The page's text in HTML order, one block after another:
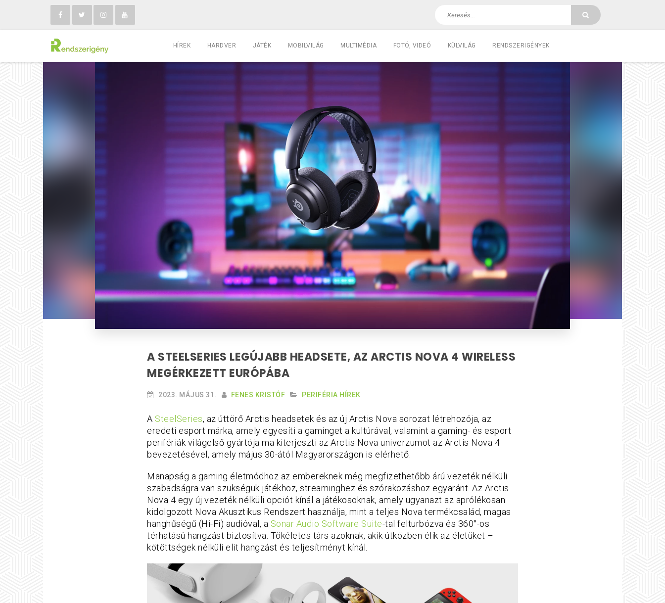
HÍREK HARDVER JÁTÉK MOBILVILÁG MULTIMÉDIA FOTÓ, VIDEÓ KÜLVILÁG RENDSZERIGÉNYEK
A STEELSERIES LEGÚJABB HEADSETE, AZ ARCTIS NOVA 4 WIRELESS
MEGÉRKEZETT EURÓPÁBA
2023. MÁJUS 31. FENES KRISTÓF PERIFÉRIA HÍREK
A SteelSeries, az úttörő Arctis headsetek és az új Arctis Nova sorozat létrehozója, az
eredeti esport márka, amely egyesíti a gaminget a kultúrával, valamint a gaming- és esport
perifériák világelső gyártója ma kiterjeszti az Arctis Nova univerzumot az Arctis Nova 4
bevezetésével, amely május 30-ától Magyarországon is elérhető.
Manapság a gaming életmódhoz az embereknek még megfizethetőbb árú vezeték nélküli
szabadságra van szükségük játékhoz, streaminghez és szórakozáshoz egyaránt. Az Arctis
Nova 4 egy új vezeték nélküli opciót kínál a játékosoknak, amely ugyanazt az aprólékosan
kidolgozott Nova Akusztikus Rendszert használja, mint a teljes Nova termékcsalád, magas
hanghűségű (Hi-Fi) audióval, a Sonar Audio Software Suite-tal felturbózva és 360°-os
térhatású hangzást biztosítva. Tökéletes társ azoknak, akik útközben élik az életüket –
kötöttségek nélküli elit hangzást és teljesítményt kínál.